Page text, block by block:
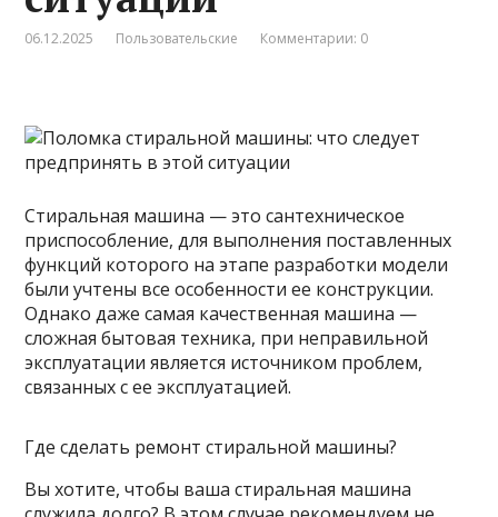
06.12.2025 Пользовательские Комментарии: 0
Стиральная машина — это сантехническое
приспособление, для выполнения поставленных
функций которого на этапе разработки модели
были учтены все особенности ее конструкции.
Однако даже самая качественная машина —
сложная бытовая техника, при неправильной
эксплуатации является источником проблем,
связанных с ее эксплуатацией.
Где сделать ремонт стиральной машины?
Вы хотите, чтобы ваша стиральная машина